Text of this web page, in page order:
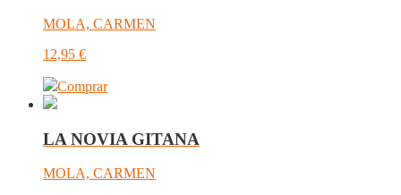
MOLA, CARMEN
12,95 €
Comprar
LA NOVIA GITANA
MOLA, CARMEN